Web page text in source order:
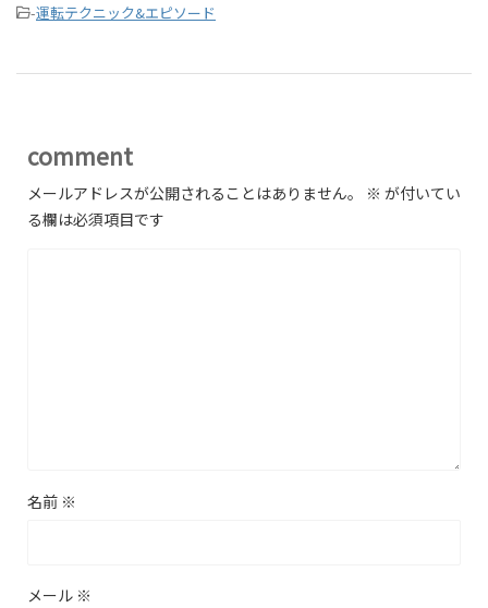
-運転テクニック&エピソード
comment
メールアドレスが公開されることはありません。 ※ が付いてい
る欄は必須項目です
名前 ※
メール ※